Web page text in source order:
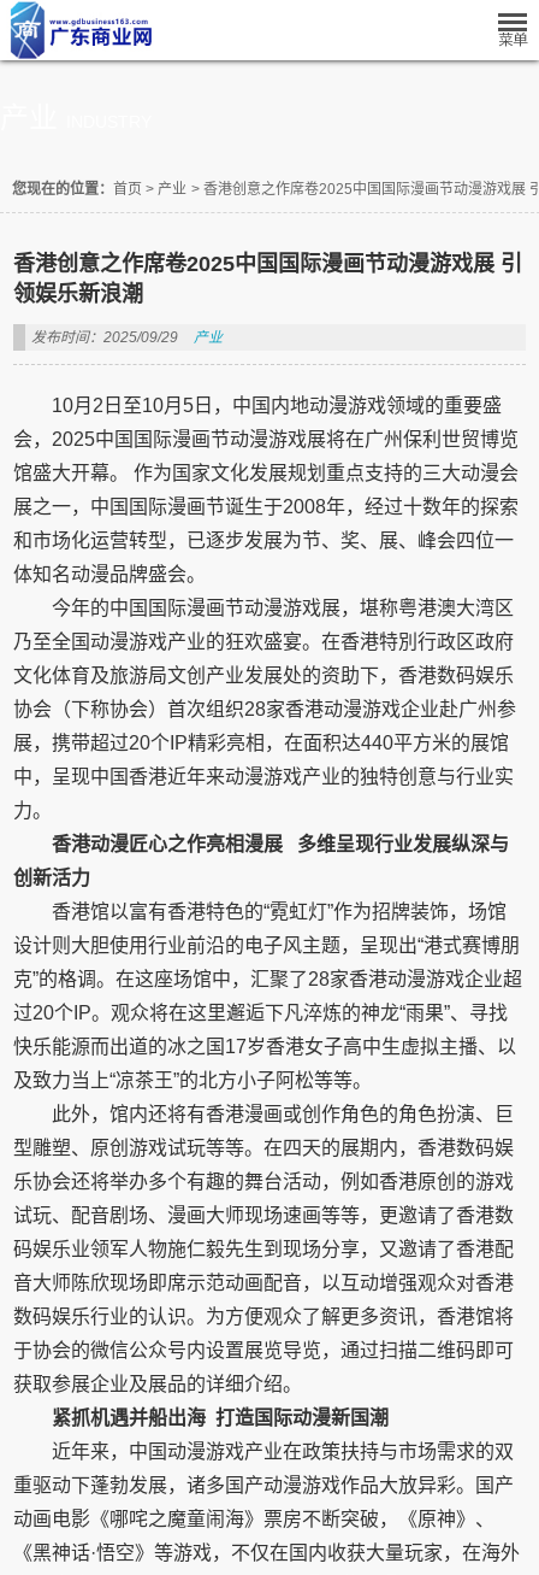
您现在的位置： 首页 > 产业 > 香港创意之作席卷2025中国国际漫画节动漫游戏展
香港创意之作席卷2025中国国际漫画节动漫游戏展 引
领娱乐新浪潮
发布时间：2025/09/29 产业
10月2日至10月5日，中国内地动漫游戏领域的重要盛
会，2025中国国际漫画节动漫游戏展将在广州保利世贸博览
馆盛大开幕。 作为国家文化发展规划重点支持的三大动漫会
展之一，中国国际漫画节诞生于2008年，经过十数年的探索
和市场化运营转型，已逐步发展为节、奖、展、峰会四位一
体知名动漫品牌盛会。
今年的中国国际漫画节动漫游戏展，堪称粤港澳大湾区
乃至全国动漫游戏产业的狂欢盛宴。在香港特別行政区政府
文化体育及旅游局文创产业发展处的资助下，香港数码娱乐
协会（下称协会）首次组织28家香港动漫游戏企业赴广州参
展，携带超过20个IP精彩亮相，在面积达440平方米的展馆
中，呈现中国香港近年来动漫游戏产业的独特创意与行业实
力。
香港动漫匠心之作亮相漫展
多维呈现行业发展纵深与
创新活力
香港馆以富有香港特色的“霓虹灯”作为招牌装饰，场馆
设计则大胆使用行业前沿的电子风主题，呈现出“港式赛博朋
克”的格调。在这座场馆中，汇聚了28家香港动漫游戏企业超
过20个IP。观众将在这里邂逅下凡淬炼的神龙“雨果”、寻找
快乐能源而出道的冰之国17岁香港女子高中生虚拟主播、以
及致力当上“凉茶王”的北方小子阿松等等。
此外，馆内还将有香港漫画或创作角色的角色扮演、巨
型雕塑、原创游戏试玩等等。在四天的展期内，香港数码娱
乐协会还将举办多个有趣的舞台活动，例如香港原创的游戏
试玩、配音剧场、漫画大师现场速画等等，更邀请了香港数
码娱乐业领军人物施仁毅先生到现场分享，又邀请了香港配
音大师陈欣现场即席示范动画配音，以互动增强观众对香港
数码娱乐行业的认识。为方便观众了解更多资讯，香港馆将
于协会的微信公众号内设置展览导览，通过扫描二维码即可
获取参展企业及展品的详细介绍。
紧抓机遇并船出海 打造国际动漫新国潮
近年来，中国动漫游戏产业在政策扶持与市场需求的双
重驱动下蓬勃发展，诸多国产动漫游戏作品大放异彩。国产
动画电影《哪咤之魔童闹海》票房不断突破，《原神》、
《黑神话·悟空》等游戏，不仅在国内收获大量玩家，在海外